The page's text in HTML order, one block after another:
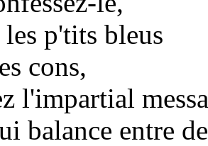
les p'tits bleus
cons,
l'impartial
balance entre